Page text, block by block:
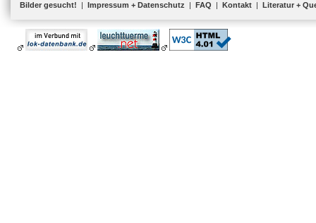
Bilder gesucht! | Impressum + Datenschutz | FAQ | Kontakt | Literatur +